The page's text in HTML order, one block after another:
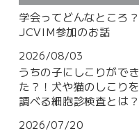
学会ってどんなところ？
JCVIM参加のお話
2026/08/03
うちの子にしこりができ
た？！犬や猫のしこりを
調べる細胞診検査とは？
2026/07/20